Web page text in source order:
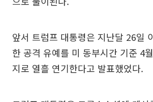
앞서 트럼프 대통령은 지난달 26일
한 공격 유예를 미 동부시간 기준 4
지로 열흘 연기한다고 발표했었다.